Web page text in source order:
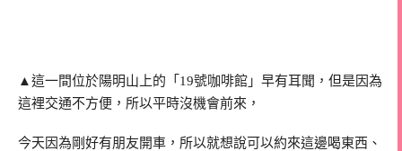
▲這一間位於陽明山上的「19號咖啡館」早有耳聞，但是因為
這裡交通不方便，所以平時沒機會前來，
今天因為剛好有朋友開車，所以就想說可以約來這邊喝東西、